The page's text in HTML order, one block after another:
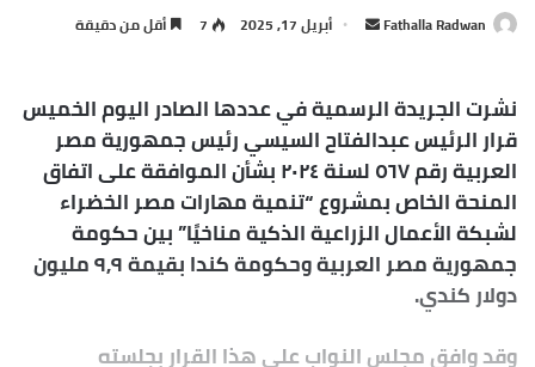
Fathalla Radwan
ل
ب
ر
ي
د
ا
أبريل 17, 2025 7 أقل من دقيقة
نشرت الجريدة الرسمية في عددها الصادر اليوم الخميس
قرار الرئيس عبدالفتاح السيسي رئيس جمهورية مصر
العربية رقم ٥٦٧ لسنة ٢٠٢٤ بشأن الموافقة على اتفاق
المنحة الخاص بمشروع “تنمية مهارات مصر الخضراء
لشبكة الأعمال الزراعية الذكية مناخيًا” بين حكومة
جمهورية مصر العربية وحكومة كندا بقيمة ٩,٩ ملیون
دولار کندي.
وقد وافق مجلس النواب على هذا القرار بجلسته